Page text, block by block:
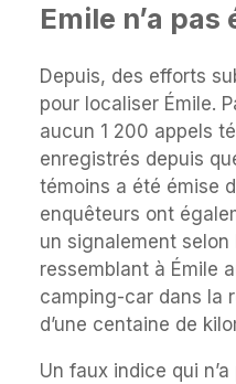
Emile n’a
Depuis, des efforts
pour localiser Émile.
aucun 1 200 appels
enregistrés depuis
témoins a été émise
enquêteurs ont
un signalement
ressemblant à Émile
camping-car dans la
d’une centaine de
Un faux indice qui